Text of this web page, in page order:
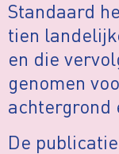
Standaard
tien
en die
genomen
achtergrond
De